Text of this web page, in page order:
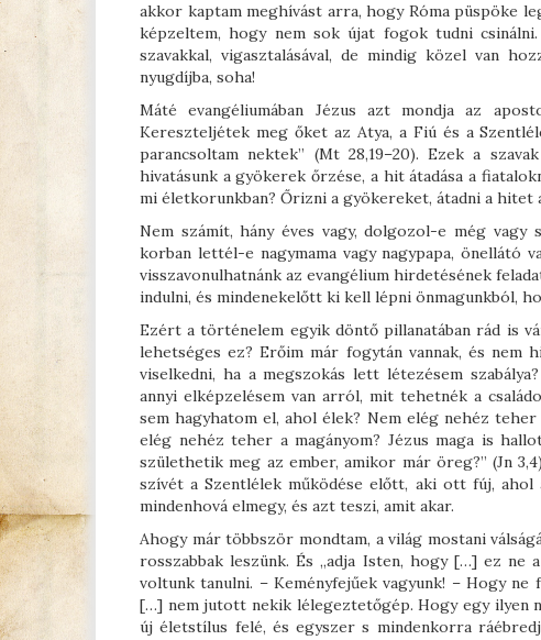
akkor kaptam meghívást arra, hogy Róma püspöke
képzeltem, hogy nem sok újat fogok tudni
szavakkal, vigasztalásával, de mindig közel van
nyugdíjba, soha!
Máté evangéliumában Jézus azt mondja az
Kereszteljétek meg őket az Atya, a Fiú és a
parancsoltam nektek” (Mt 28,19–20). Ezek a
hivatásunk a gyökerek őrzése, a hit átadása a
mi életkorunkban? Őrizni a gyökereket, átadni a
Nem számít, hány éves vagy, dolgozol-e még vagy
korban lettél-e nagymama vagy nagypapa,
visszavonulhatnánk az evangélium hirdetésének
indulni, és mindenekelőtt ki kell lépni önmagunkból,
Ezért a történelem egyik döntő pillanatában rád is
lehetséges ez? Erőim már fogytán vannak, és nem
viselkedni, ha a megszokás lett létezésem
annyi elképzelésem van arról, mit tehetnék a
sem hagyhatom el, ahol élek? Nem elég nehéz
elég nehéz teher a magányom? Jézus maga is
születhetik meg az ember, amikor már öreg?” (Jn
szívét a Szentlélek működése előtt, aki ott fúj, ahol
mindenhová elmegy, és azt teszi, amit akar.
Ahogy már többször mondtam, a világ mostani
rosszabbak leszünk. És „adja Isten, hogy […] ez ne
voltunk tanulni. – Keményfejűek vagyunk! – Hogy
[…] nem jutott nekik lélegeztetőgép. Hogy egy ilyen
új életstílus felé, és egyszer s mindenkorra